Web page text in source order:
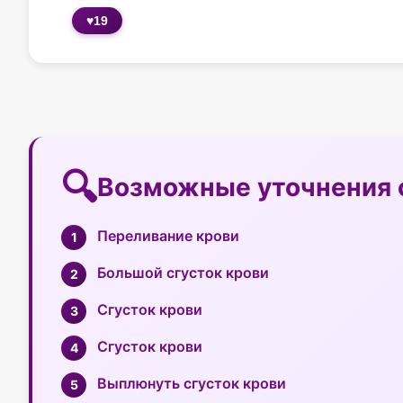
♥19
Возможные уточнения
Переливание крови
Большой сгусток крови
Сгусток крови
Сгусток крови
Выплюнуть сгусток крови